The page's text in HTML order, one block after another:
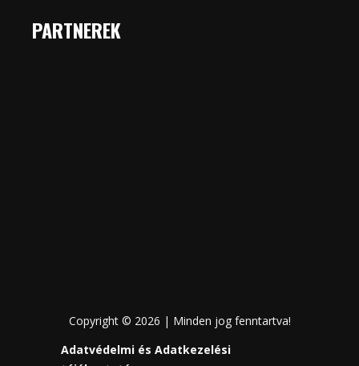
PARTNEREK
Copyright © 2026 | Minden jog fenntartva!
Adatvédelmi és Adatkezelési